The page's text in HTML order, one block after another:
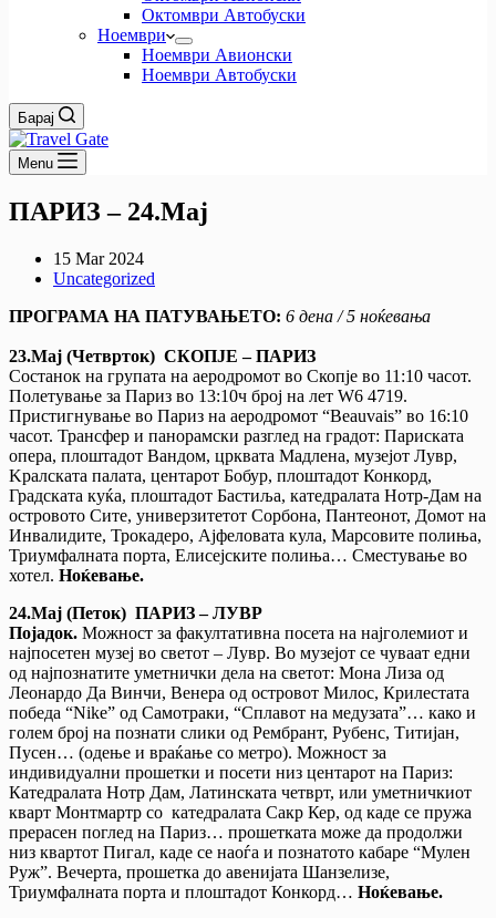
Октомври Автобуски
Ноември
Ноември Авионски
Ноември Автобуски
Барај
Menu
ПАРИЗ – 24.Мај
15 Mar 2024
Uncategorized
ПРОГРАМА НА ПАТУВАЊЕТО: 6 дена / 5 ноќевања
23.Мај (Четврток) СКОПЈЕ – ПАРИЗ
Состанок на групата на аеродромот во Скопје во 11:10 часот.
Полетување за Париз во 13:10ч број на лет W6 4719.
Пристигнување во Париз на аеродромот “Beauvais” во 16:10
часот. Трансфер и панорамски разглед на градот: Париската
опера, плоштадот Вандом, црквата Мадлена, музејот Лувр,
Kралската палата, центарот Бобур, плоштадот Конкорд,
Градската куќа, плоштадот Бастиља, катедралата Нотр-Дам на
островото Сите, универзитетот Сорбона, Пантеонот, Домот на
Инвалидите, Трокадеро, Ајфеловата кула, Марсовите полиња,
Триумфалната порта, Елисејските полиња… Сместување во
хотел. Ноќевање.
24.Мај (Петок) ПАРИЗ – ЛУВР
Појадок. Mожност за факултативна посета на најголемиот и
најпосетен музеј во светот – Лувр. Во музејот се чуваат едни
од најпознатите уметнички дела на светот: Мона Лиза од
Леонардо Да Винчи, Венера од островот Милос, Крилестата
победа “Nike” од Самотраки, “Сплавот на медузата”… како и
голем број на познати слики од Рембрант, Рубенс, Титијан,
Пусен… (одење и враќање со метро). Можност за
индивидуални прошетки и посети низ центарот на Париз:
Катедралата Нотр Дам, Латинската четврт, или уметничкиот
кварт Монтмартр со катедралата Сакр Кер, од каде се пружа
прерасен поглед на Париз… прошетката може да продолжи
низ квартот Пигал, каде се наоѓа и познатото кабаре “Мулен
Руж”. Вечерта, прошетка до авенијата Шанзелизе,
Триумфалната порта и плоштадот Конкорд… Ноќевање.